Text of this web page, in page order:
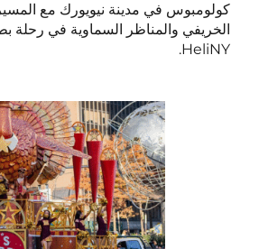
كولومبوس في مدينة نيويورك مع
الخريفي والمناظر السماوية في رحلة
HeliNY.